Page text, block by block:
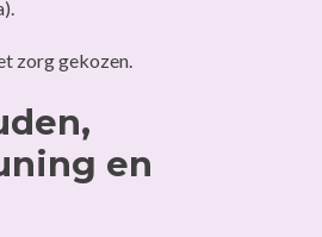
zorg gekozen.
en